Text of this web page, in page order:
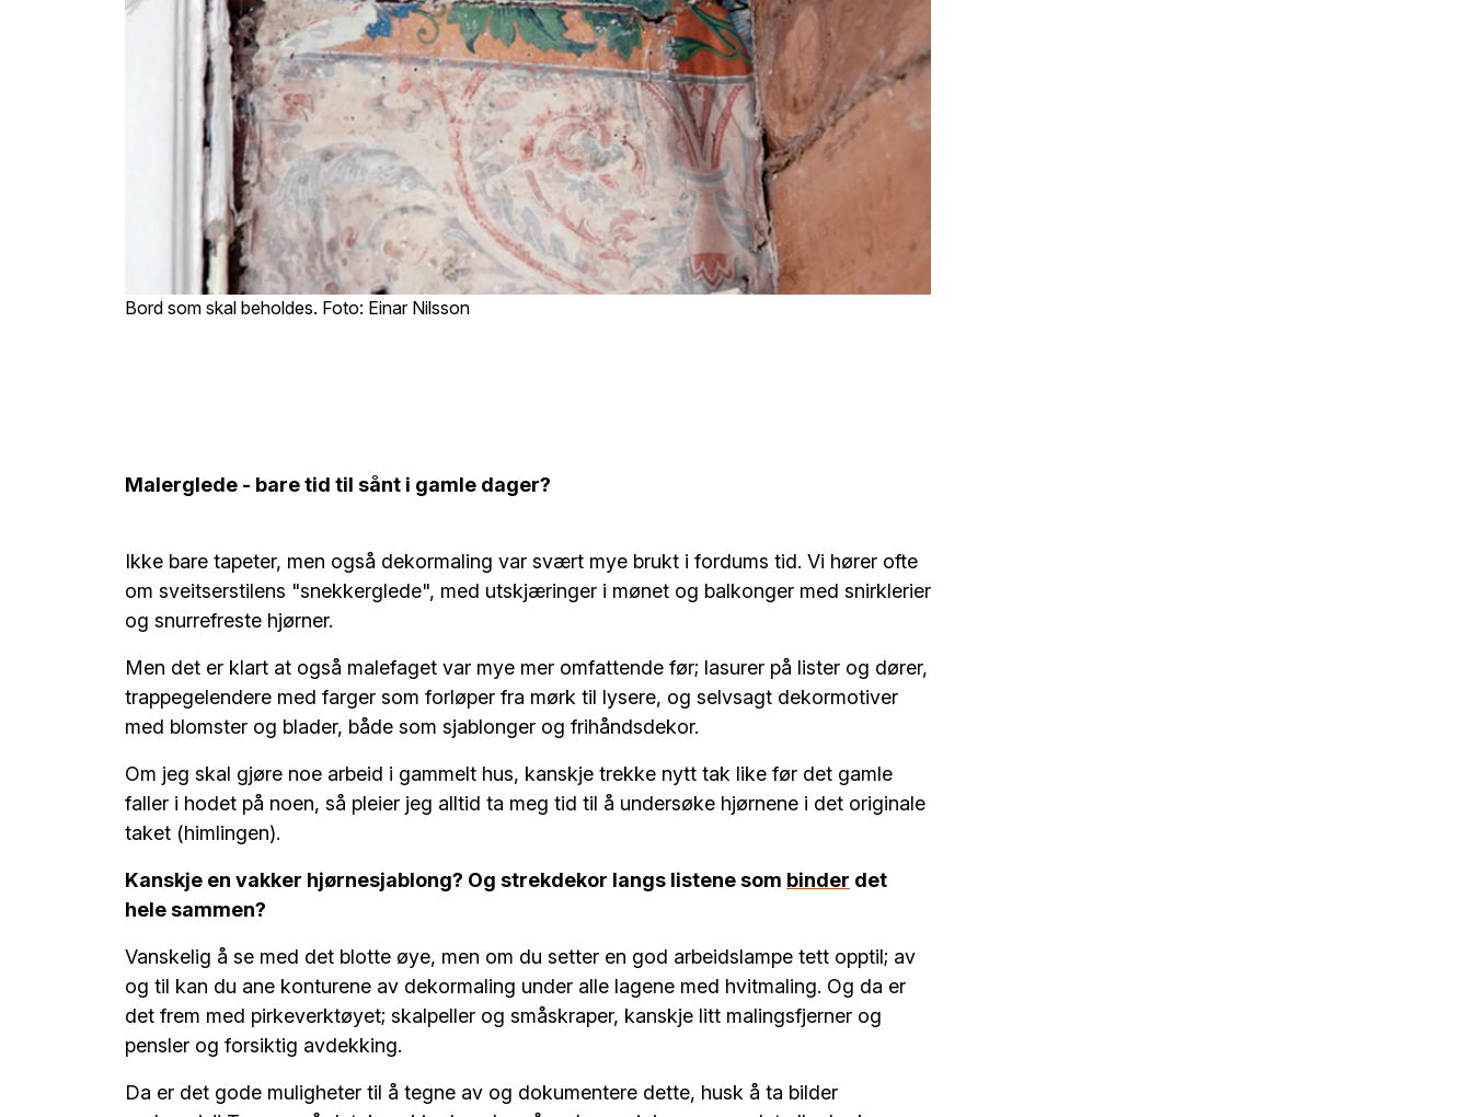
Bord som skal beholdes. Foto: Einar Nilsson
Malerglede - bare tid til sånt i gamle dager?
Ikke bare tapeter, men også dekormaling var svært mye brukt i fordums tid. Vi hører ofte
om sveitserstilens "snekkerglede", med utskjæringer i mønet og balkonger med snirklerier
og snurrefreste hjørner.
Men det er klart at også malefaget var mye mer omfattende før; lasurer på lister og dører,
trappegelendere med farger som forløper fra mørk til lysere, og selvsagt dekormotiver
med blomster og blader, både som sjablonger og frihåndsdekor.
Om jeg skal gjøre noe arbeid i gammelt hus, kanskje trekke nytt tak like før det gamle
faller i hodet på noen, så pleier jeg alltid ta meg tid til å undersøke hjørnene i det originale
taket (himlingen).
Kanskje en vakker hjørnesjablong? Og strekdekor langs listene som binder det
hele sammen?
Vanskelig å se med det blotte øye, men om du setter en god arbeidslampe tett opptil; av
og til kan du ane konturene av dekormaling under alle lagene med hvitmaling. Og da er
det frem med pirkeverktøyet; skalpeller og småskraper, kanskje litt malingsfjerner og
pensler og forsiktig avdekking.
Da er det gode muligheter til å tegne av og dokumentere dette, husk å ta bilder